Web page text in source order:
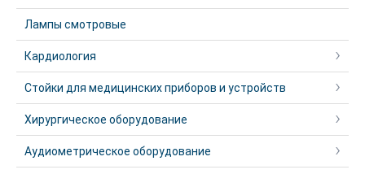
Лампы смотровые
Кардиология
Стойки для медицинских приборов и устройств
Хирургическое оборудование
Аудиометрическое оборудование